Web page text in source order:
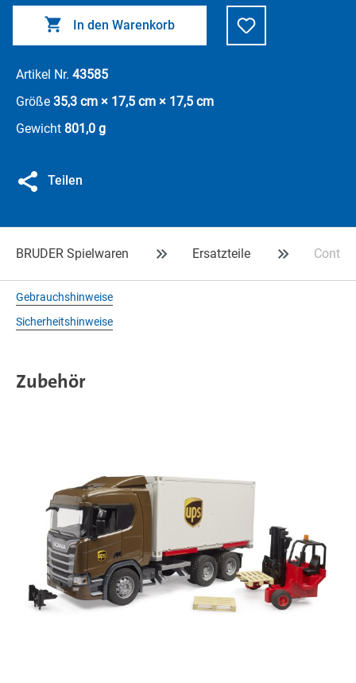
In den Warenkorb
Artikel Nr. 43585
Größe 35,3 cm × 17,5 cm × 17,5 cm
Gewicht 801,0 g
Teilen
BRUDER Spielwaren Ersatzteile
Gebrauchshinweise
Sicherheitshinweise
Zubehör